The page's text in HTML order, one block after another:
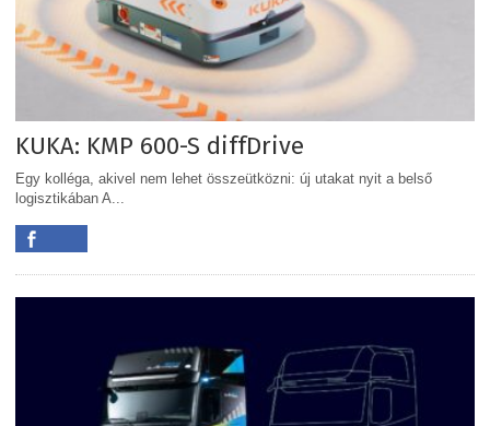
KUKA: KMP 600-S diffDrive
Egy kolléga, akivel nem lehet összeütközni: új utakat nyit a belső
logisztikában A...